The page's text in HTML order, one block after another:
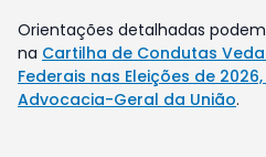
Orientações detalhadas
na Cartilha de Condutas
Federais nas Eleições de
Advocacia-Geral da União.